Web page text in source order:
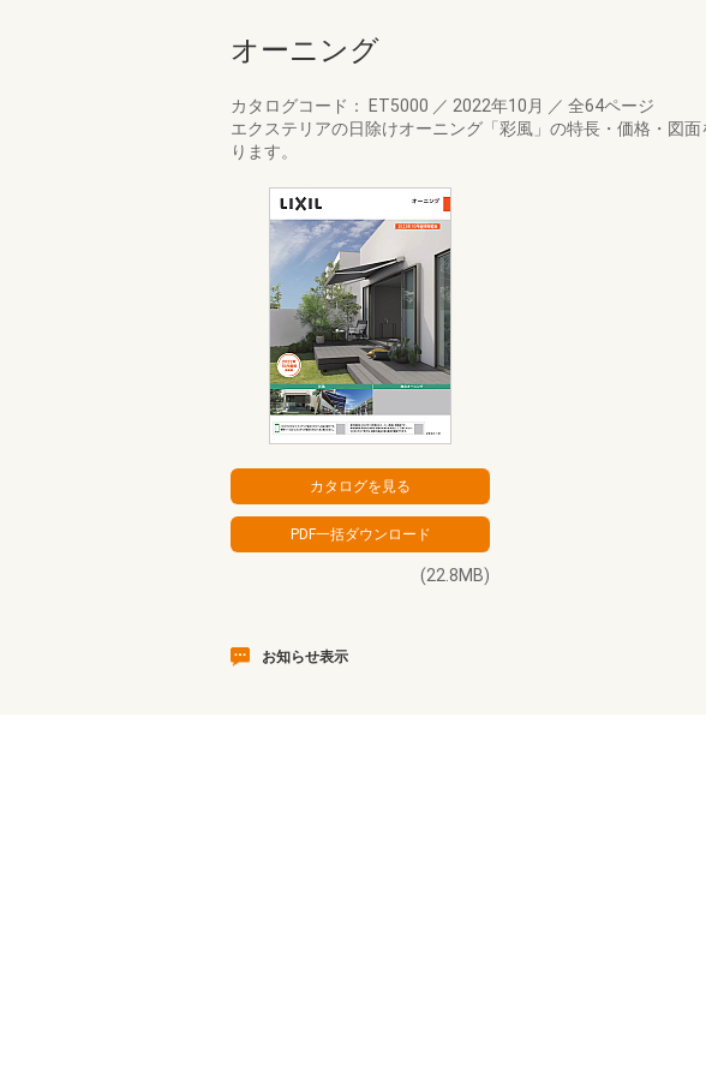
オーニング
カタログコード： ET5000 ／ 2022年10月 ／ 全64ページ
エクステリアの日除けオーニング「彩風」の特長・価格・図
ります。
(22.8MB)
お知らせ表示